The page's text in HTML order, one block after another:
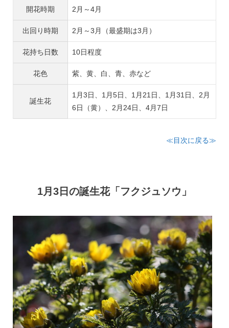
開花時期 2月～4月
出回り時期 2月～3月（最盛期は3月）
花持ち日数 10日程度
花色 紫、黄、白、青、赤など
誕生花
1月3日、1月5日、1月21日、1月31日、2月
6日（黄）、2月24日、4月7日
≪目次に戻る≫
1月3日の誕生花「フクジュソウ」